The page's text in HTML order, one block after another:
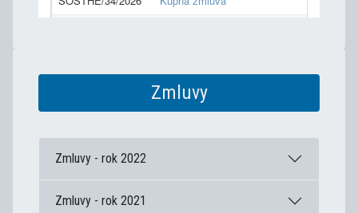
Zmluvy
Zmluvy - rok 2022
Zmluvy - rok 2021